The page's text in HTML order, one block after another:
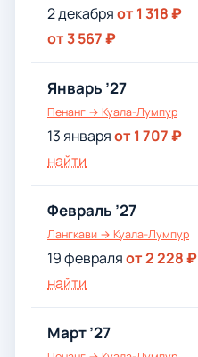
2 декабряот 1 318 ₽
от 3 567 ₽
Январь ’27
Пенанг → Куала-Лумпур
13 январяот 1 707 ₽
найти
Февраль ’27
Лангкави → Куала-Лумпур
19 февраляот 2 228 ₽
найти
Март ’27